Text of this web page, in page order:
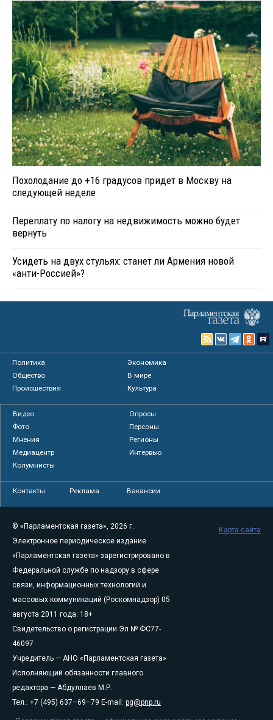
Похолодание до +16 градусов придет в Москву на
следующей неделе
Переплату по налогу на недвижимость можно будет
вернуть
Усидеть на двух стульях: станет ли Армения новой
«анти-Россией»?
Политика
Экономика
Общество
В мире
Происшествия
Культура
Видео
Опросы
Фото
Персоны
Мнения
Регионы
Медиацентр
Интервью
Колумнисты
Контакты Реклама Вакансии
© «Парламентская газета», 2026 г.
Электронное периодическое издание
«Парламентская газета» зарегистрировано в
Федеральной службе по надзору в сфере
связи, информационных технологий и
массовых коммуникаций (Роскомнадзор) 05
августа 2011 года. 18+
Свидетельство о регистрации Эл № ФС77-
46097
Учредитель — АНО «Парламентская газета»
Исполняющий обязанности главного
редактора — Абдуллаев М.Р.
Тел.: +7 (495) 637–69–79 E-mail: pg@pnp.ru
Карта сайта